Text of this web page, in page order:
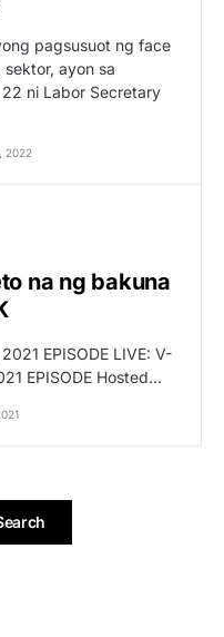
pagsusuot ng face
ayon sa
ni Labor Secretary
2022
na ng bakuna
EPISODE LIVE: V-
EPISODE Hosted…